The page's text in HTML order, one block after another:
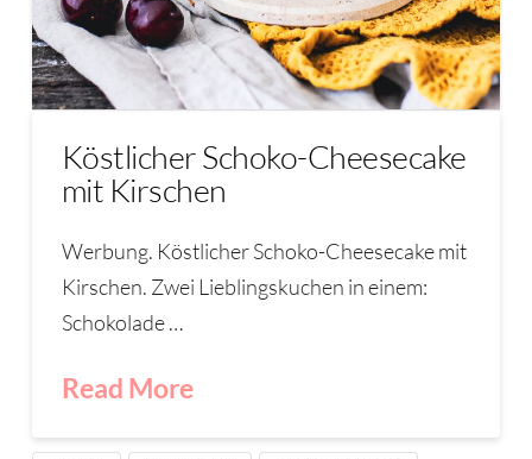
Köstlicher Schoko-Cheesecake
mit Kirschen
Werbung. Köstlicher Schoko-Cheesecake mit
Kirschen. Zwei Lieblingskuchen in einem:
Schokolade …
Read More